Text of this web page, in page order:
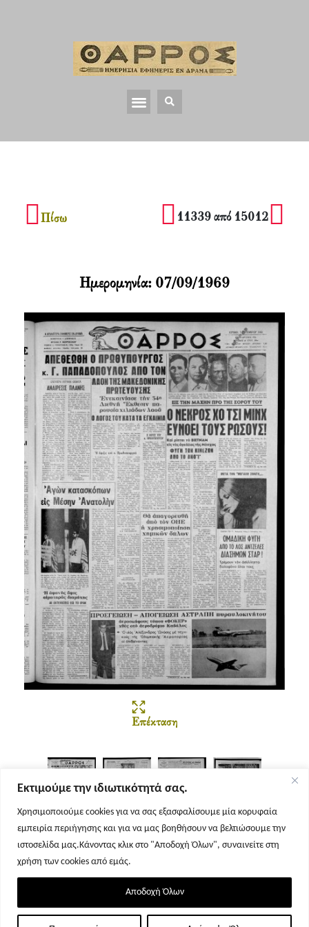
Εκτιμούμε την ιδιωτικότητά σας.
Χρησιμοποιούμε cookies για να σας εξασφαλίσουμε μία κορυφαία
εμπειρία περιήγησης και για να μας βοηθήσουν να βελτιώσουμε την
ιστοσελίδα μας.Κάνοντας κλικ στο "Αποδοχή Όλων", συναινείτε στη
χρήση των cookies από εμάς.
Αποδοχή Όλων
Πίσω 11339 από 15012
Επέκταση
Σελίδα 1 Σελίδα 2 Σελίδα 3 Σελίδα 4
Ημερομηνία: 07/09/1969